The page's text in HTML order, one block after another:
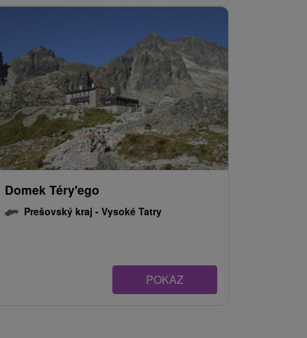
Domek Téry'ego
Prešovský kraj - Vysoké Tatry
POKAZ